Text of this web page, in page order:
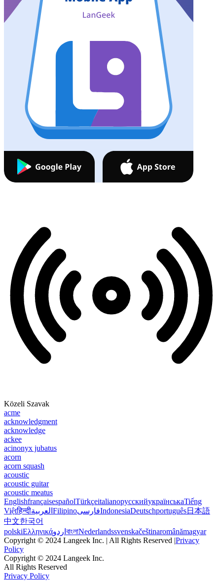
Közeli Szavak
acme
acknowledgment
acknowledge
ackee
acinonyx jubatus
acorn
acorn squash
acoustic
acoustic guitar
acoustic meatus
EnglishfrançaisespañolTürkçeitalianoрусскийукраїнськаTiếng
Việtहिन्दीالعربية FilipinoفارسیIndonesiaDeutschportuguês日本語
中文한국어
polskiΕλληνικάاردو বাংলাNederlandssvenskačeštinaromânămagyar
Copyright © 2024 Langeek Inc. | All Rights Reserved |Privacy
Policy
Copyright © 2024 Langeek Inc.
All Rights Reserved
Privacy Policy